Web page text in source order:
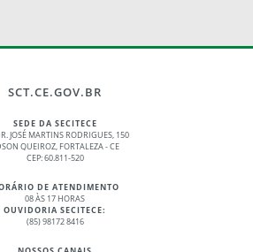
SCT.CE.GOV.BR
SEDE DA SECITECE
JOSÉ MARTINS RODRIGUES, 150
QUEIROZ, FORTALEZA - CE
CEP: 60.811-520
DE ATENDIMENTO
08 ÀS 17 HORAS
OUVIDORIA SECITECE:
(85) 98172 8416